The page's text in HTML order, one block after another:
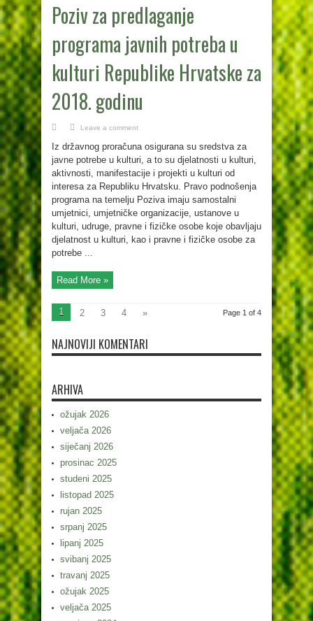
Poziv za predlaganje
programa javnih potreba u
kulturi Republike Hrvatske za
2018. godinu
Leave a comment
Iz državnog proračuna osigurana su sredstva za
javne potrebe u kulturi, a to su djelatnosti u kulturi,
aktivnosti, manifestacije i projekti u kulturi od
interesa za Republiku Hrvatsku. Pravo podnošenja
programa na temelju Poziva imaju samostalni
umjetnici, umjetničke organizacije, ustanove u
kulturi, udruge, pravne i fizičke osobe koje obavljaju
djelatnost u kulturi, kao i pravne i fizičke osobe za
potrebe ...
Read More »
Page 1 of 4
1 2 3 4 »
NAJNOVIJI KOMENTARI
ARHIVA
ožujak 2026
veljača 2026
siječanj 2026
prosinac 2025
studeni 2025
listopad 2025
rujan 2025
srpanj 2025
lipanj 2025
svibanj 2025
travanj 2025
ožujak 2025
veljača 2025